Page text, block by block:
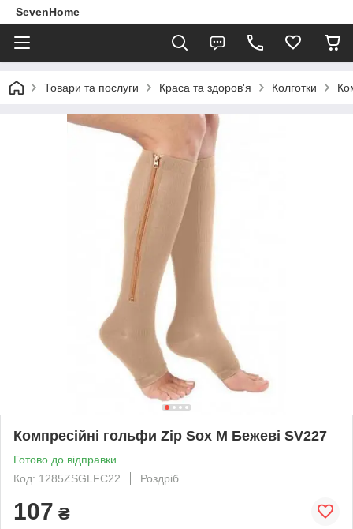
SevenHome
Товари та послуги Краса та здоров'я Колготки
Компресійні гольфи Zip Sox M Бежеві SV227
Готово до відправки
Код: 1285ZSGLFC22
Роздріб
107 ₴